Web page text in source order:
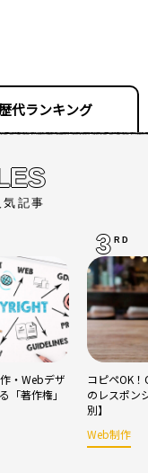
歴代ランキング
気記事
・Webデザ
「著作権」
3 RD
コピペOK
のレスポン
別】
Web制作